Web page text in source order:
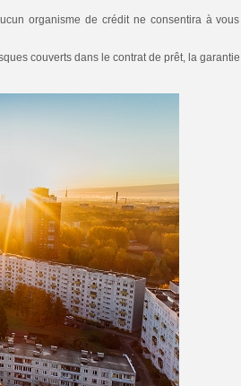
organisme de crédit ne consentira à vous
couverts dans le contrat de prêt, la garantie